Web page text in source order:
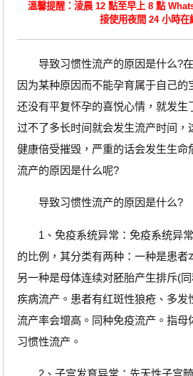
溫馨提醒：淩晨 12 點至早上 8 點
接使用夜間 24 小時在
导致习惯性流产的原因是什么?在
因为某种原因而不能孕育属于自己的
还没有平复怀孕的喜悦心情，就发生
过不了多长时间就会发生流产时间，
健康倍受摧毁，严重的话会发生生命
流产的原因是什么呢?
导致习惯性流产的原因是什么?
1、免疫系统异常：免疫系统异常
的比例，其分类有两种：一种是患者
另一种是母体连续对胚胎产生排斥(
疾病流产。患者有红斑性狼疮、多发
流产率会增高。同种免疫流产。指母
习惯性流产。
2、子宫发育异常：先天性子宫畸